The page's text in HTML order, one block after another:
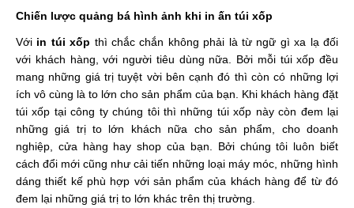
Chiến lược quảng bá hình ảnh khi in ấn túi xốp
Với in túi xốp thì chắc chắn không phải là từ ngữ gì xa lạ đối
với khách hàng, với người tiêu dùng nữa. Bởi mỗi túi xốp đều
mang những giá trị tuyệt vời bên cạnh đó thì còn có những lợi
ích vô cùng là to lớn cho sản phẩm của bạn. Khi khách hàng đặt
túi xốp tại công ty chúng tôi thì những túi xốp này còn đem lại
những giá trị to lớn khách nữa cho sản phẩm, cho doanh
nghiệp, cửa hàng hay shop của bạn. Bởi chúng tôi luôn biết
cách đổi mới cũng như cải tiến những loại máy móc, những hình
dáng thiết kế phù hợp với sản phẩm của khách hàng để từ đó
đem lại những giá trị to lớn khác trên thị trường.